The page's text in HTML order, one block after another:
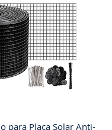
para Placa Solar Anti-